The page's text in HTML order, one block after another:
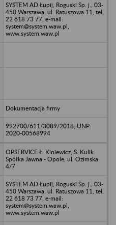
SYSTEM AD Łupij, Roguski Sp. j., 03-
450 Warszawa, ul. Ratuszowa 11, tel.
22 618 73 77, e-mail:
system@system.waw.pl,
www.system.waw.pl
Dokumentacja firmy
992700/611/3089/2018; UNP:
2020-00568994
OPSERVICE Ł. Kiniewicz, S. Kulik
Spółka Jawna - Opole, ul. Ozimska
4/7
SYSTEM AD Łupij, Roguski Sp. j., 03-
450 Warszawa, ul. Ratuszowa 11, tel.
22 618 73 77, e-mail:
system@system.waw.pl,
www.system.waw.pl